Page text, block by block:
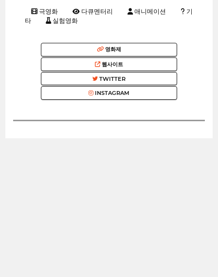
극영화 다큐멘터리 애니메이션
기
타
실험영화
영화제
웹사이트
TWITTER
INSTAGRAM